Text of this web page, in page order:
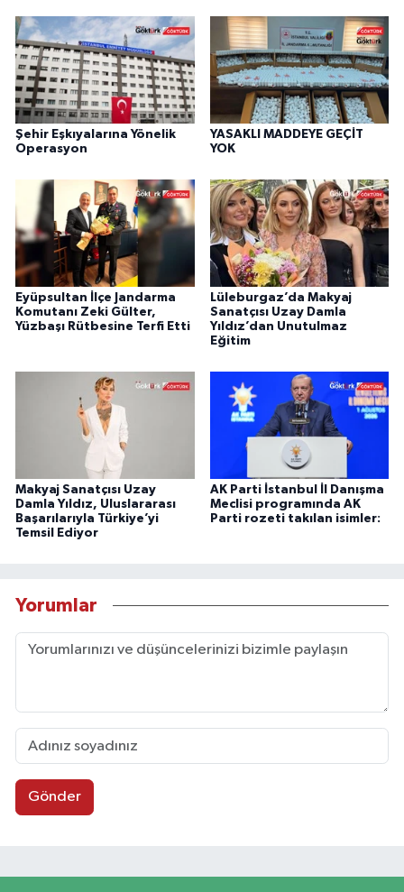
Şehir Eşkıyalarına Yönelik
Operasyon
YASAKLI MADDEYE GEÇİT
YOK
Eyüpsultan İlçe Jandarma
Komutanı Zeki Gülter,
Yüzbaşı Rütbesine Terfi Etti
Lüleburgaz’da Makyaj
Sanatçısı Uzay Damla
Yıldız’dan Unutulmaz
Eğitim
Makyaj Sanatçısı Uzay
Damla Yıldız, Uluslararası
Başarılarıyla Türkiye’yi
Temsil Ediyor
AK Parti İstanbul İl Danışma
Meclisi programında AK
Parti rozeti takılan isimler:
Yorumlar
Gönder